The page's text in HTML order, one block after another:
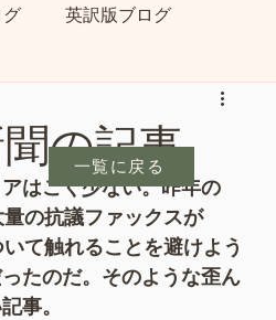
グ 英訳版ブログ
の記事
はごく少ない。昨年の
の抗議ファックスが
て触れることを避けよう
たのだ。そのような歪ん
事。
一覧に戻る